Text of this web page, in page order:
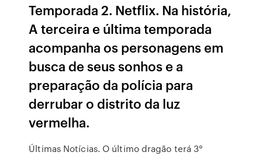
Temporada 2. Netflix. Na história,
A terceira e última temporada
acompanha os personagens em
busca de seus sonhos e a
preparação da polícia para
derrubar o distrito da luz
vermelha.
Últimas Notícias. O último dragão terá 3°